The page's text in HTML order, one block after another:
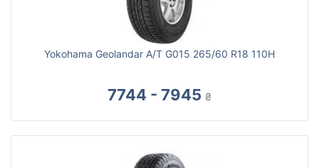
Yokohama Geolandar A/T G015 265/60 R18 110H
7744 - 7945 ₴